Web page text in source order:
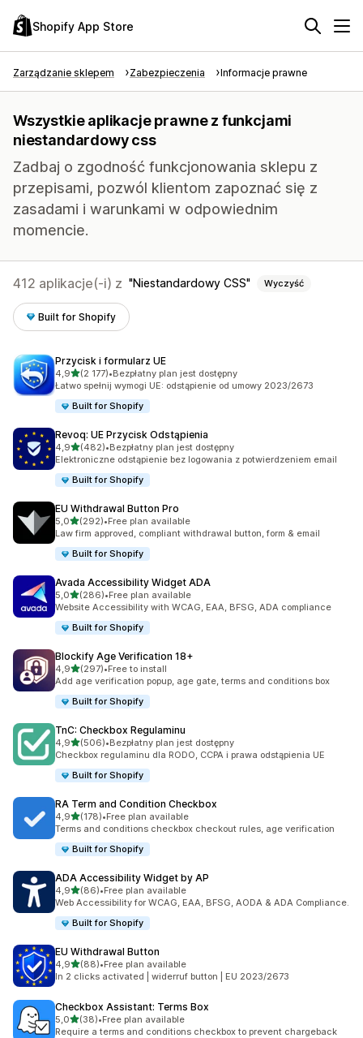
Shopify App Store
Zarządzanie sklepem Zabezpieczenia Informacje prawne
Wszystkie aplikacje prawne z funkcjami
niestandardowy css
Zadbaj o zgodność funkcjonowania sklepu z
przepisami, pozwól klientom zapoznać się z
zasadami i warunkami w odpowiednim
momencie.
412 aplikacje(-i) z Niestandardowy CSS Wyczyść
Built for Shopify
Przycisk i formularz UE
4,9na 5 gwiazdek
(2 177)
Łączna liczba recenzji: 2177
•Bezpłatny plan jest dostępny
Łatwo spełnij wymogi UE: odstąpienie od umowy 2023/2673
Built for Shopify
Revoq: UE Przycisk Odstąpienia
4,9na 5 gwiazdek
(482)
Łączna liczba recenzji: 482
•Bezpłatny plan jest dostępny
Elektroniczne odstąpienie bez logowania z potwierdzeniem email
Built for Shopify
EU Withdrawal Button Pro
5,0na 5 gwiazdek
(292)
Łączna liczba recenzji: 292
•Free plan available
Law firm approved, compliant withdrawal button, form & email
Built for Shopify
Avada Accessibility Widget ADA
5,0na 5 gwiazdek
(286)
Łączna liczba recenzji: 286
•Free plan available
Website Accessibility with WCAG, EAA, BFSG, ADA compliance
Built for Shopify
Blockify Age Verification 18+
4,9na 5 gwiazdek
(297)
Łączna liczba recenzji: 297
•Free to install
Add age verification popup, age gate, terms and conditions box
Built for Shopify
TnC: Checkbox Regulaminu
4,9na 5 gwiazdek
(506)
Łączna liczba recenzji: 506
•Bezpłatny plan jest dostępny
Checkbox regulaminu dla RODO, CCPA i prawa odstąpienia UE
Built for Shopify
RA Term and Condition Checkbox
4,9na 5 gwiazdek
(178)
Łączna liczba recenzji: 178
•Free plan available
Terms and conditions checkbox checkout rules, age verification
Built for Shopify
ADA Accessibility Widget by AP
4,9na 5 gwiazdek
(86)
Łączna liczba recenzji: 86
•Free plan available
Web Accessibility for WCAG, EAA, BFSG, AODA & ADA Compliance.
Built for Shopify
EU Withdrawal Button
4,9na 5 gwiazdek
(88)
Łączna liczba recenzji: 88
•Free plan available
In 2 clicks activated | widerruf button | EU 2023/2673
Checkbox Assistant: Terms Box
5,0na 5 gwiazdek
(38)
Łączna liczba recenzji: 38
•Free plan available
Require a terms and conditions checkbox to prevent chargeback